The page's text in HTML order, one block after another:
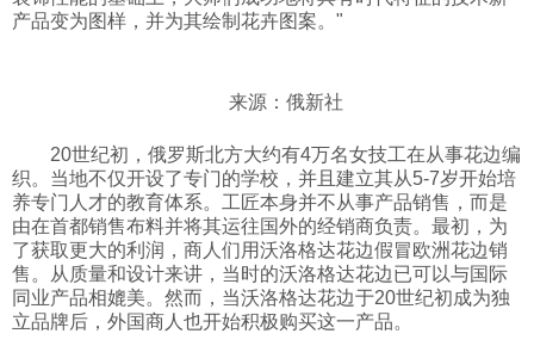
产品变为图样，并为其绘制花卉图案。"
来源：俄新社
20世纪初，俄罗斯北方大约有4万名女技工在从事花边编
织。当地不仅开设了专门的学校，并且建立其从5-7岁开始培
养专门人才的教育体系。工匠本身并不从事产品销售，而是
由在首都销售布料并将其运往国外的经销商负责。最初，为
了获取更大的利润，商人们用沃洛格达花边假冒欧洲花边销
售。从质量和设计来讲，当时的沃洛格达花边已可以与国际
同业产品相媲美。然而，当沃洛格达花边于20世纪初成为独
立品牌后，外国商人也开始积极购买这一产品。